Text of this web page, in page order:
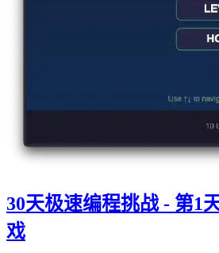
30天极速编程挑战 - 第1
戏